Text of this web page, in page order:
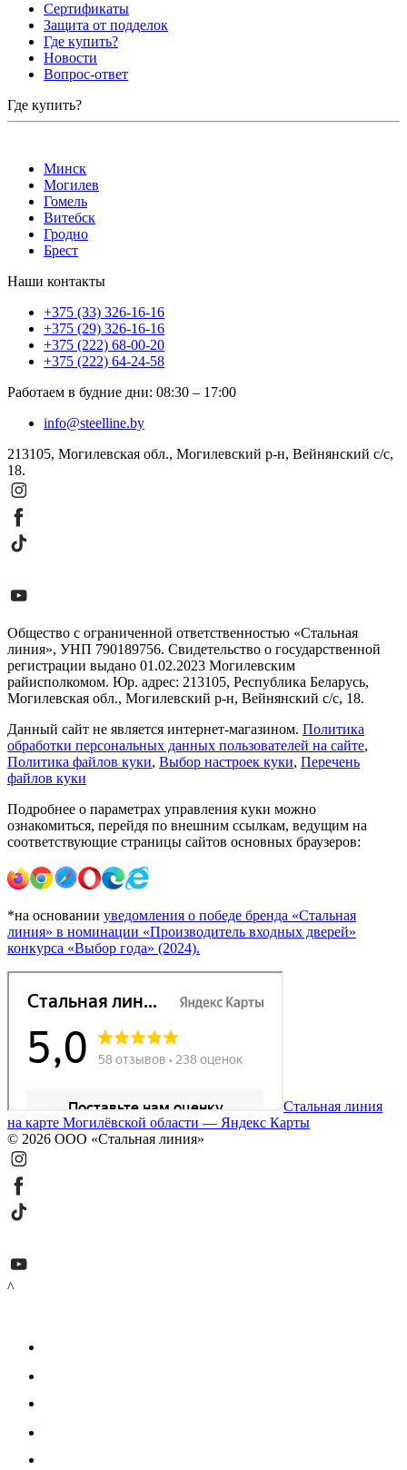
Сертификаты
Защита от подделок
Где купить?
Новости
Вопрос-ответ
Где купить?
Минск
Могилев
Гомель
Витебск
Гродно
Брест
Наши контакты
+375 (33) 326-16-16
+375 (29) 326-16-16
+375 (222) 68-00-20
+375 (222) 64-24-58
Работаем в будние дни: 08:30 – 17:00
info@steelline.by
213105, Могилевская обл., Могилевский р-н, Вейнянский с/с,
18.
Общество с ограниченной ответственностью «Стальная
линия», УНП 790189756. Свидетельство о государственной
регистрации выдано 01.02.2023 Могилевским
райисполкомом. Юр. адрес: 213105, Республика Беларусь,
Могилевская обл., Могилевский р-н, Вейнянский с/с, 18.
Данный сайт не является интернет-магазином. Политика
обработки персональных данных пользователей на сайте,
Политика файлов куки, Выбор настроек куки, Перечень
файлов куки
Подробнее о параметрах управления куки можно
ознакомиться, перейдя по внешним ссылкам, ведущим на
соответствующие страницы сайтов основных браузеров:
*на основании уведомления о победе бренда «Стальная
линия» в номинации «Производитель входных дверей»
конкурса «Выбор года» (2024).
Стальная линия
на карте Могилёвской области — Яндекс Карты
© 2026 ООО «Стальная линия»
^